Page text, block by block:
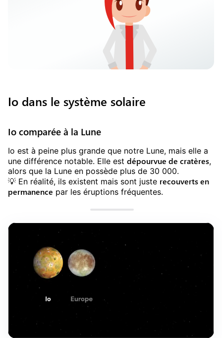
Io dans le système solaire
Io comparée à la Lune
Io est à peine plus grande que notre Lune, mais elle a
une différence notable. Elle est dépourvue de cratères,
alors que la Lune en possède plus de 30 000.
💡️ En réalité, ils existent mais sont juste recouverts en
permanence par les éruptions fréquentes.